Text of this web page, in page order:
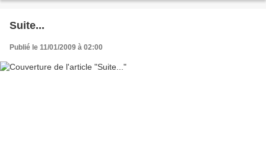
Suite...
Publié le 11/01/2009 à 02:00